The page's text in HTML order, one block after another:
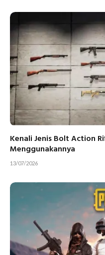
Kenali Jenis Bolt Action
Menggunakannya
13/07/2026